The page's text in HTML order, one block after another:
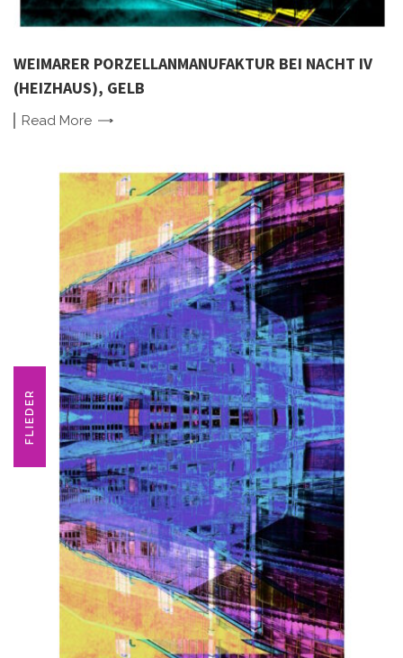
WEIMARER PORZELLANMANUFAKTUR BEI NACHT IV
(HEIZHAUS), GELB
Read More
FLIEDER